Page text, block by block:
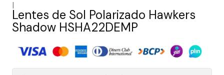
|
Lentes de Sol Polarizado Hawkers
Shadow HSHA22DEMP